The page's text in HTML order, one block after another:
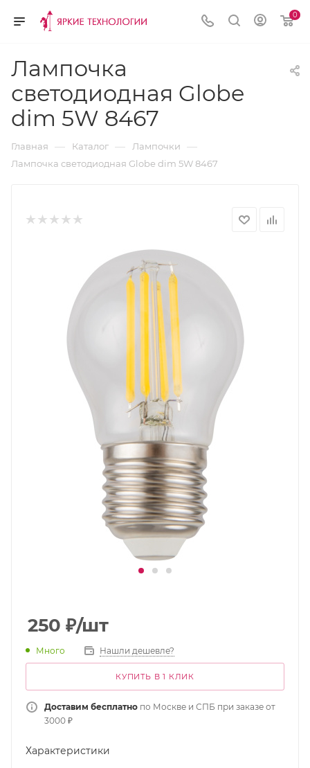
0
Лампочка
светодиодная Globe
dim 5W 8467
Главная — Каталог — Лампочки —
Лампочка светодиодная Globe dim 5W 8467
250 ₽/шт
Много Нашли дешевле?
КУПИТЬ В 1 КЛИК
Доставим бесплатно по Москве и СПБ при заказе от
3000 ₽
Характеристики